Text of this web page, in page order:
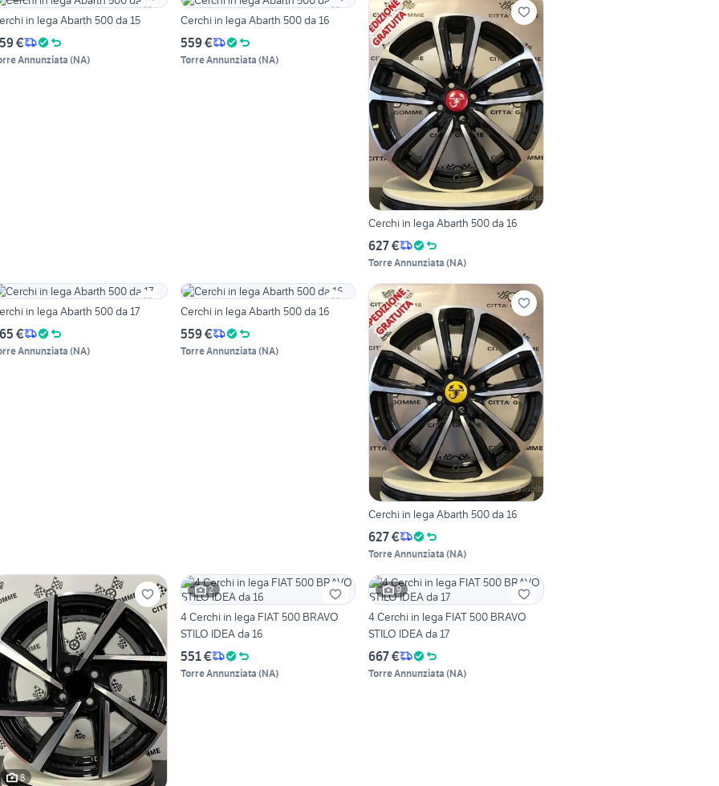
in lega Abarth 500 da 15
€
Annunziata (NA)
Cerchi in lega Abarth 500 da 16
559 €
Torre Annunziata (NA)
Cerchi in lega Abarth 500 da 16
627 €
Torre Annunziata (NA)
in lega Abarth 500 da 17
€
Annunziata (NA)
Cerchi in lega Abarth 500 da 16
559 €
Torre Annunziata (NA)
Cerchi in lega Abarth 500 da 16
627 €
Torre Annunziata (NA)
8
2
4 Cerchi in lega FIAT 500 BRAVO
STILO IDEA da 16
551 €
Torre Annunziata (NA)
9
4 Cerchi in lega FIAT 500 BRAVO
STILO IDEA da 17
667 €
Torre Annunziata (NA)